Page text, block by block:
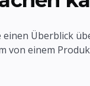
einen Überblick
von einem